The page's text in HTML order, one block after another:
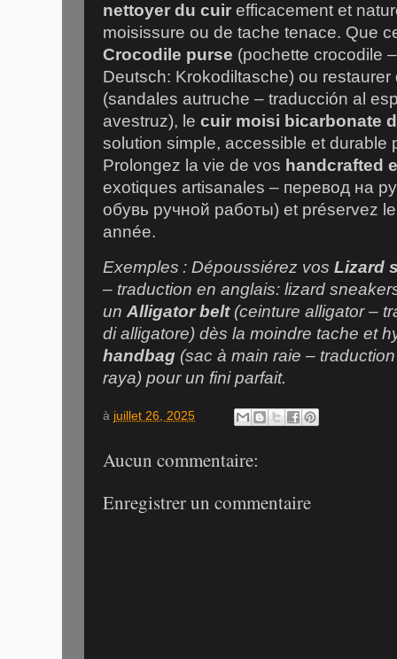
nettoyer du cuir efficacement et
moisissure ou de tache tenace. Que
Crocodile purse (pochette crocodile
Deutsch: Krokodiltasche) ou
(sandales autruche – traducción al
avestruz), le cuir moisi bicarbonate
solution simple, accessible et durable
Prolongez la vie de vos handcrafted
exotiques artisanales – перевод на
обувь ручной работы) et préservez
année.
Exemples : Dépoussiérez vos Lizard
– traduction en anglais: lizard
un Alligator belt(ceinture alligator –
di alligatore) dès la moindre tache et
handbag (sac à main raie –
raya) pour un fini parfait.
à juillet 26, 2025
Aucun commentaire:
Enregistrer un commentaire